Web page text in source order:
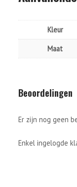
Kleur
Maat
Beoordelingen
Er zijn nog geen
Enkel ingelogde